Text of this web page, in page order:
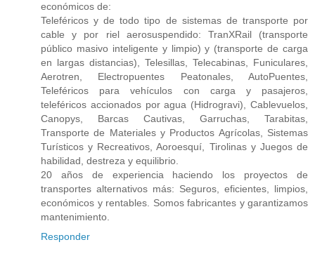
económicos de:
Teleféricos y de todo tipo de sistemas de transporte por
cable y por riel aerosuspendido: TranXRail (transporte
público masivo inteligente y limpio) y (transporte de carga
en largas distancias), Telesillas, Telecabinas, Funiculares,
Aerotren, Electropuentes Peatonales, AutoPuentes,
Teleféricos para vehículos con carga y pasajeros,
teleféricos accionados por agua (Hidrogravi), Cablevuelos,
Canopys, Barcas Cautivas, Garruchas, Tarabitas,
Transporte de Materiales y Productos Agrícolas, Sistemas
Turísticos y Recreativos, Aoroesquí, Tirolinas y Juegos de
habilidad, destreza y equilibrio.
20 años de experiencia haciendo los proyectos de
transportes alternativos más: Seguros, eficientes, limpios,
económicos y rentables. Somos fabricantes y garantizamos
mantenimiento.
Responder